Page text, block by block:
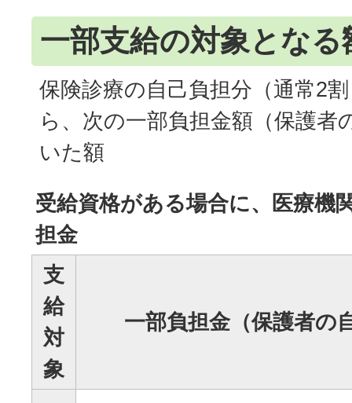
一部支給の対象となる
保険診療の自己負担分（通常2
ら、次の一部負担金額（保護者
いた額
受給資格がある場合に、医療機
担金
支
給
対
象
一部負担金（保護者の